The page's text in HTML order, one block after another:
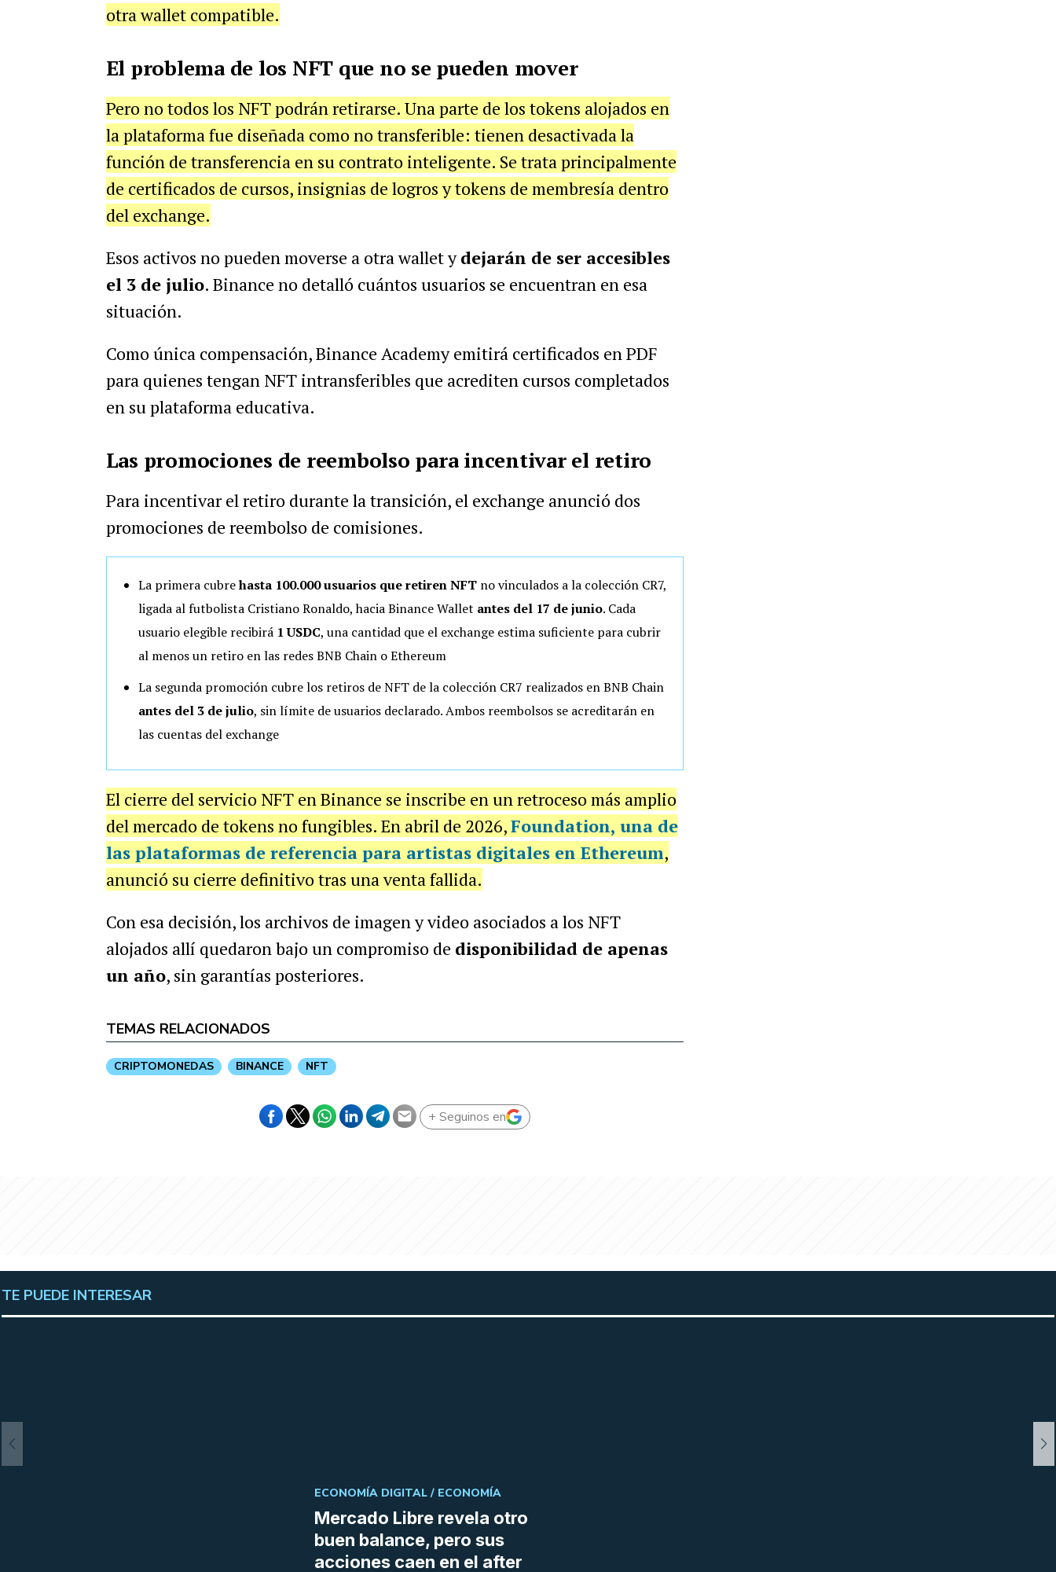
otra wallet compatible.
El problema de los NFT que no se pueden mover
Pero no todos los NFT podrán retirarse. Una parte de los tokens alojados en
la plataforma fue diseñada como no transferible: tienen desactivada la
función de transferencia en su contrato inteligente. Se trata principalmente
de certificados de cursos, insignias de logros y tokens de membresía dentro
del exchange.
Esos activos no pueden moverse a otra wallet ydejarán de ser accesibles
el 3 de julio. Binance no detalló cuántos usuarios se encuentran en esa
situación.
Como única compensación, Binance Academy emitirá certificados en PDF
para quienes tengan NFT intransferibles que acrediten cursos completados
en su plataforma educativa.
Las promociones de reembolso para incentivar el retiro
Para incentivar el retiro durante la transición, el exchange anunció dos
promociones de reembolso de comisiones.
La primera cubrehasta 100.000 usuarios que retiren NFTno vinculados a la colección CR7,
ligada al futbolista Cristiano Ronaldo, hacia Binance Wallet antes del 17 de junio. Cada
usuario elegible recibirá 1 USDC, una cantidad que el exchange estima suficiente para cubrir
al menos un retiro en las redes BNB Chain o Ethereum
La segunda promoción cubre los retiros de NFT de la colección CR7 realizados en BNB Chain
antes del 3 de julio, sin límite de usuarios declarado. Ambos reembolsos se acreditarán en
las cuentas del exchange
El cierre del servicio NFT en Binance se inscribe en un retroceso más amplio
del mercado de tokens no fungibles. En abril de 2026,Foundation, una de
las plataformas de referencia para artistas digitales en Ethereum,
anunció su cierre definitivo tras una venta fallida.
Con esa decisión, los archivos de imagen y video asociados a los NFT
alojados allí quedaron bajo un compromiso de disponibilidad de apenas
un año, sin garantías posteriores.
TEMAS RELACIONADOS
CRIPTOMONEDAS BINANCE NFT
+ Seguinos en
TE PUEDE INTERESAR
Mercado Libre revela otro
buen balance, pero sus
acciones caen en el after
ECONOMÍA DIGITAL / ECONOMÍA